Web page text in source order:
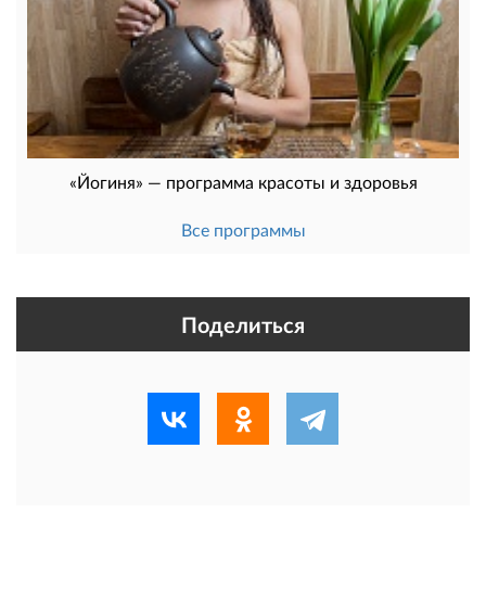
«Йогиня» — программа красоты и здоровья
Все программы
Поделиться